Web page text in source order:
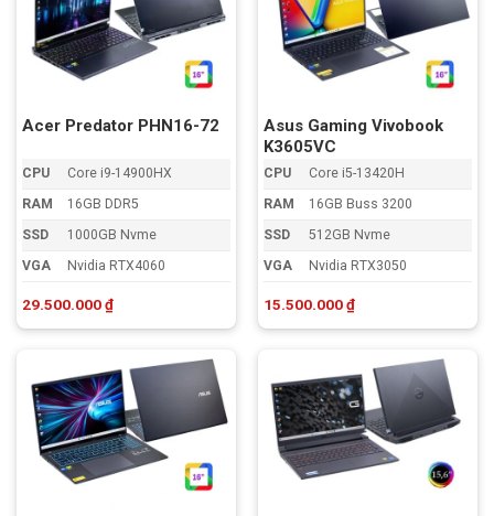
Acer Predator PHN16-72
CPU
Core i9-14900HX
RAM
16GB DDR5
SSD
1000GB Nvme
VGA
Nvidia RTX4060
29.500.000₫
Asus Gaming Vivobook
K3605VC
CPU
Core i5-13420H
RAM
16GB Buss 3200
SSD
512GB Nvme
VGA
Nvidia RTX3050
15.500.000₫